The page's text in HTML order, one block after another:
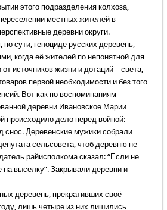
этого подразделения колхоза,
местных жителей в
деревни округи.
сути, геноциде русских деревень,
когда её жителей по непонятной для
источников жизни и дотаций – света,
первой необходимости и без того
Вот как по воспоминаниям
деревни Ивановское Марии
происходило дело перед войной:
Деревенские мужики собрали
сельсовета, чтоб деревню не
райисполкома сказал: “Если не
на выселку”. Закрывали деревни и
деревень, прекративших своё
лишь четыре из них лишились